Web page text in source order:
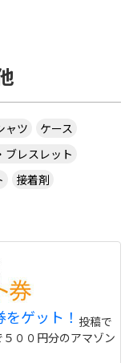
ャツ
ケース
ブレスレット
接着剤
ゲット！ 投稿で
００円分のアマゾン